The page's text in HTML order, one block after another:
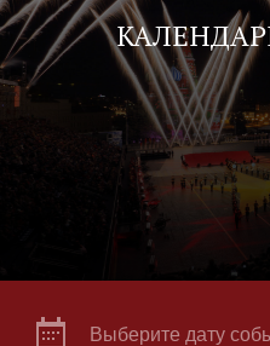
Выберите дату